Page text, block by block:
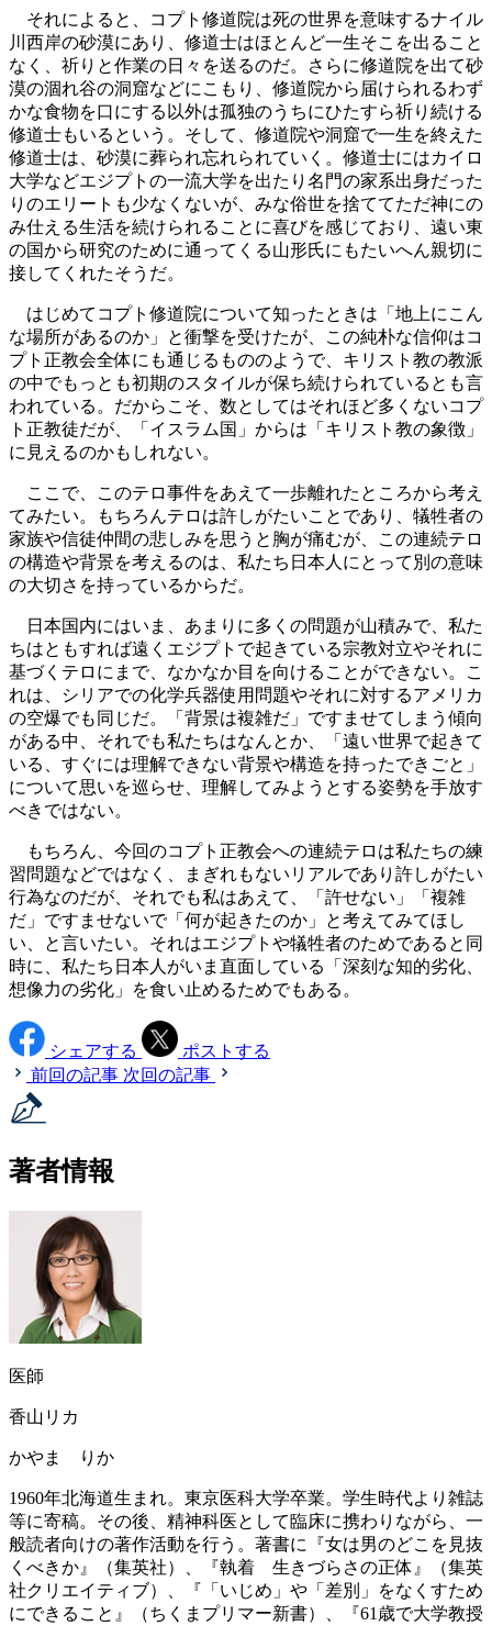
それによると、コプト修道院は死の世界を意味するナイル
川西岸の砂漠にあり、修道士はほとんど一生そこを出ること
なく、祈りと作業の日々を送るのだ。さらに修道院を出て砂
漠の涸れ谷の洞窟などにこもり、修道院から届けられるわず
かな食物を口にする以外は孤独のうちにひたすら祈り続ける
修道士もいるという。そして、修道院や洞窟で一生を終えた
修道士は、砂漠に葬られ忘れられていく。修道士にはカイロ
大学などエジプトの一流大学を出たり名門の家系出身だった
りのエリートも少なくないが、みな俗世を捨ててただ神にの
み仕える生活を続けられることに喜びを感じており、遠い東
の国から研究のために通ってくる山形氏にもたいへん親切に
接してくれたそうだ。
はじめてコプト修道院について知ったときは「地上にこん
な場所があるのか」と衝撃を受けたが、この純朴な信仰はコ
プト正教会全体にも通じるもののようで、キリスト教の教派
の中でもっとも初期のスタイルが保ち続けられているとも言
われている。だからこそ、数としてはそれほど多くないコプ
ト正教徒だが、「イスラム国」からは「キリスト教の象徴」
に見えるのかもしれない。
ここで、このテロ事件をあえて一歩離れたところから考え
てみたい。もちろんテロは許しがたいことであり、犠牲者の
家族や信徒仲間の悲しみを思うと胸が痛むが、この連続テロ
の構造や背景を考えるのは、私たち日本人にとって別の意味
の大切さを持っているからだ。
日本国内にはいま、あまりに多くの問題が山積みで、私た
ちはともすれば遠くエジプトで起きている宗教対立やそれに
基づくテロにまで、なかなか目を向けることができない。こ
れは、シリアでの化学兵器使用問題やそれに対するアメリカ
の空爆でも同じだ。「背景は複雑だ」ですませてしまう傾向
がある中、それでも私たちはなんとか、「遠い世界で起きて
いる、すぐには理解できない背景や構造を持ったできごと」
について思いを巡らせ、理解してみようとする姿勢を手放す
べきではない。
もちろん、今回のコプト正教会への連続テロは私たちの練
習問題などではなく、まぎれもないリアルであり許しがたい
行為なのだが、それでも私はあえて、「許せない」「複雑
だ」ですませないで「何が起きたのか」と考えてみてほし
い、と言いたい。それはエジプトや犠牲者のためであると同
時に、私たち日本人がいま直面している「深刻な知的劣化、
想像力の劣化」を食い止めるためでもある。
シェアする
ポストする
前回の記事 次回の記事
著者情報
医師
香山リカ
かやま りか
1960年北海道生まれ。東京医科大学卒業。学生時代より雑誌
等に寄稿。その後、精神科医として臨床に携わりながら、一
般読者向けの著作活動を行う。著書に『女は男のどこを見抜
くべきか』（集英社）、『執着 生きづらさの正体』（集英
社クリエイティブ）、『「いじめ」や「差別」をなくすため
にできること』（ちくまプリマー新書）、『61歳で大学教授